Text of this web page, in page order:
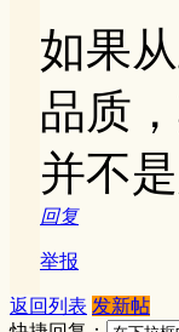
如果
品质
并不
回复
举报
返回列表 发新帖